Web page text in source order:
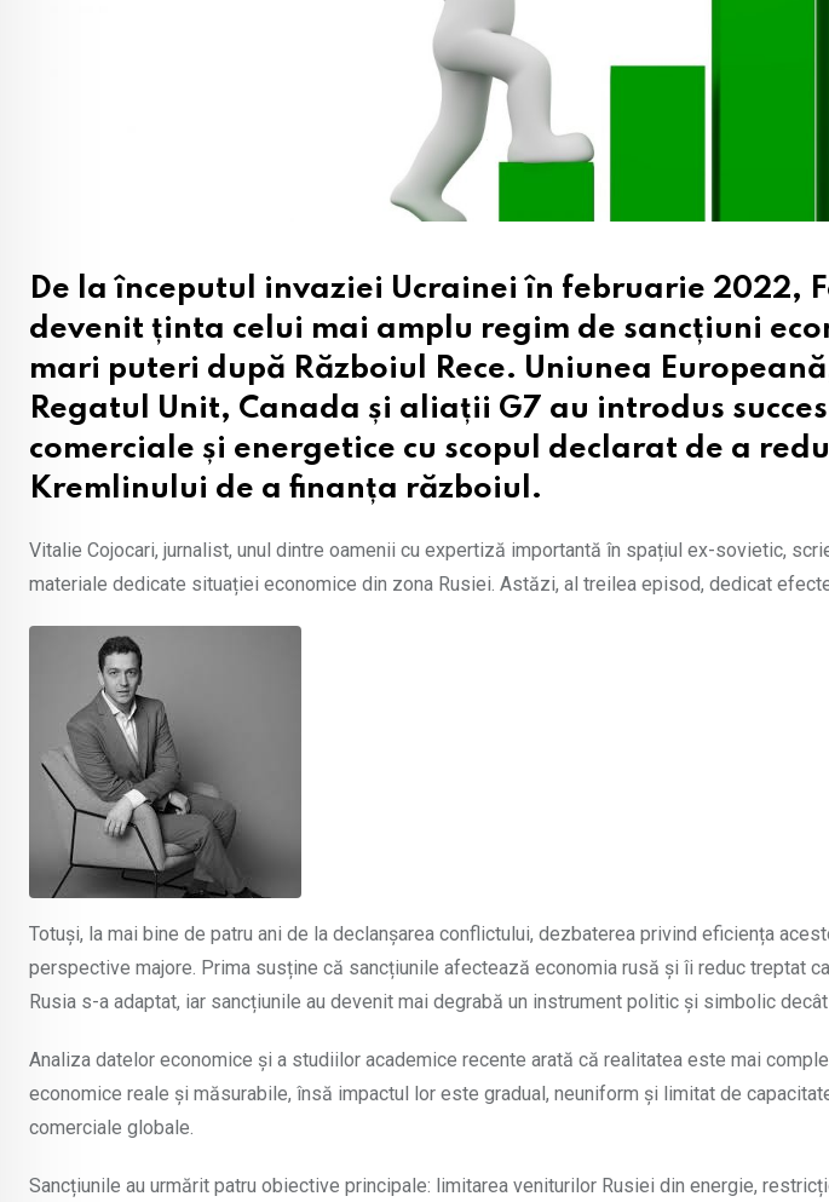
De la începutul invaziei Ucrainei în februarie 2022,
devenit ținta celui mai amplu regim de sancțiuni
mari puteri după Războiul Rece. Uniunea
Regatul Unit, Canada și aliații G7 au introdus
comerciale și energetice cu scopul declarat de a
Kremlinului de a finanța războiul.
Vitalie Cojocari, jurnalist, unul dintre oamenii cu expertiză importantă în spațiul ex-sovietic,
materiale dedicate situației economice din zona Rusiei. Astăzi, al treilea episod, dedicat
Totuși, la mai bine de patru ani de la declanșarea conflictului, dezbaterea privind eficiența
perspective majore. Prima susține că sancțiunile afectează economia rusă și îi reduc treptat
Rusia s-a adaptat, iar sancțiunile au devenit mai degrabă un instrument politic și simbolic
Analiza datelor economice și a studiilor academice recente arată că realitatea este mai
economice reale și măsurabile, însă impactul lor este gradual, neuniform și limitat de
comerciale globale.
Sancțiunile au urmărit patru obiective principale: limitarea veniturilor Rusiei din energie,